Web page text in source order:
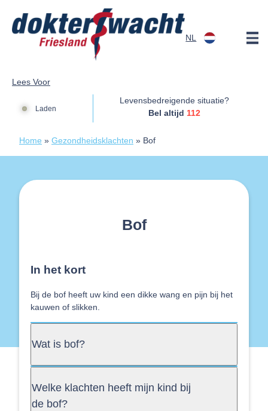
NL
Lees Voor
Laden
Levensbedreigende situatie?
Bel altijd 112
Home » Gezondheidsklachten » Bof
Bof
In het kort
Bij de bof heeft uw kind een dikke wang en pijn bij het
kauwen of slikken.
Wat is bof?
Welke klachten heeft mijn kind bij
de bof?